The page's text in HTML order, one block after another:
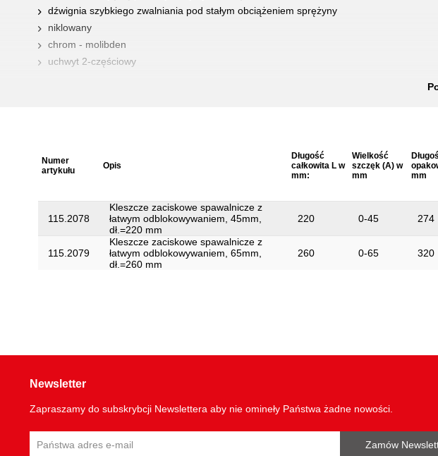
dźwignia szybkiego zwalniania pod stałym obciążeniem sprężyny
niklowany
chrom - molibden
uchwyt 2-częściowy
Numer
artykułu
Opis
Długość
całkowita L w
mm:
Wielkość
szczęk (A) w
mm
mm
115.2078
Kleszcze zaciskowe spawalnicze z
łatwym odblokowywaniem, 45mm,
dł.=220 mm
220 0-45 274
115.2079
Kleszcze zaciskowe spawalnicze z
łatwym odblokowywaniem, 65mm,
dł.=260 mm
260 0-65 320
Newsletter
Zapraszamy do subskrybcji Newslettera aby nie omineły Państwa żadne nowości.
Zamów